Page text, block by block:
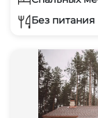
Без питания